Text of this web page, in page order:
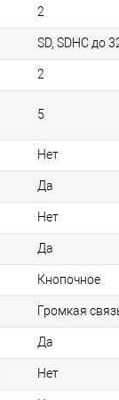
2
SD, SDHC до
2
5
Нет
Да
Нет
Да
Кнопочное
Громкая
Да
Нет